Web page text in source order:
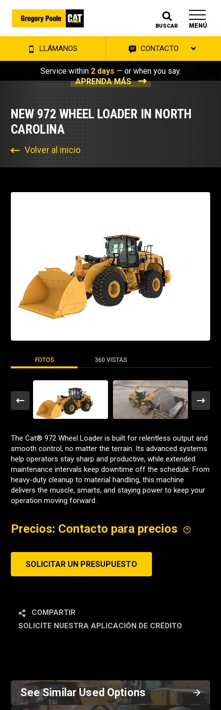
BUSCAR MENÚ
LLÁMANOS CONTACTO
Service within 2 days — or when you say.
APRENDA MÁS
NEW 972 WHEEL LOADER IN NORTH
CAROLINA
Volver al inicio
FOTOS 360 VISTAS
The Cat® 972 Wheel Loader is built for relentless output and
smooth control, no matter the terrain. Its advanced systems
help operators stay sharp and productive, while extended
maintenance intervals keep downtime off the schedule. From
heavy-duty cleanup to material handling, this machine
delivers the muscle, smarts, and staying power to keep your
operation moving forward.
Precios: Contacto para precios
SOLICITAR UN PRESUPUESTO
COMPARTIR
SOLICITE NUESTRA APLICACIÓN DE CRÉDITO
See Similar Used Options